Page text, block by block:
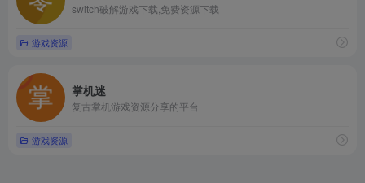
switch破解游戏下载,免费资源下载
游戏资源
掌机迷
复古掌机游戏资源分享的平台
游戏资源